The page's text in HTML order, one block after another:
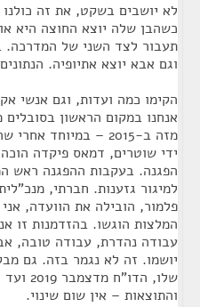
לא יושבים בשקט, את זה כולנו
כשהבן שלה יוצא החוצה היא
תעבור לצד השני של המדרכה.
וגם אבא יוצא אתיופיה.
הקימו כמה ועדות, וגם אנשי
אנחנו במקום הראשון
מזה ב-2015 –
ידי שוטרים, דמאס פיקדה
הפגנה. בעקבות ההפגנה ראש
למיגור גזענות. חברתי,
פלמור, הובילה את הוועדה,
המלצות הוגשו. בהזדמנות זו
עבודה נהדרת, עבודה טובה,
יושמו. זה לא נגמר בזה. גם
והתוצאות – אין שום שינוי.